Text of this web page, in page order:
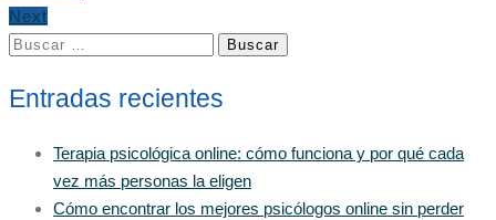
Next
Buscar:
Entradas recientes
Terapia psicológica online: cómo funciona y por qué cada
vez más personas la eligen
Cómo encontrar los mejores psicólogos online sin perder